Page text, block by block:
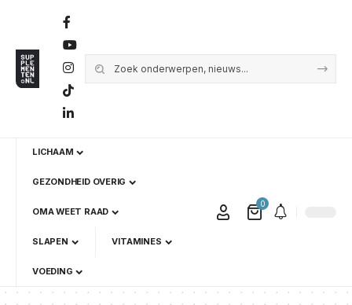
LICHAAM
GEZONDHEID OVERIG
OMA WEET RAAD
SLAPEN VITAMINES
VOEDING
0